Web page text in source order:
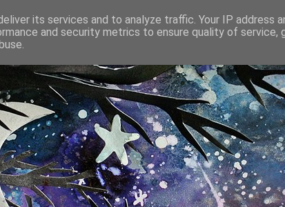
its services and to analyze traffic. Your IP address
and security metrics to ensure quality of service,